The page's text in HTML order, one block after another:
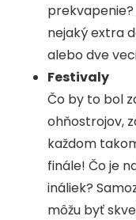
nejaký extra
alebo dve
Festivaly
Čo by to bol
ohňostrojov,
každom
finále! Čo je
ináliek?
môžu byť